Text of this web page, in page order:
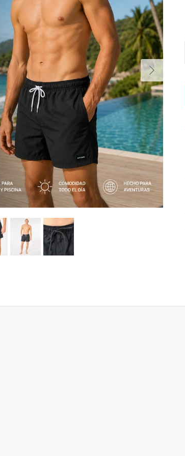
Siguiente